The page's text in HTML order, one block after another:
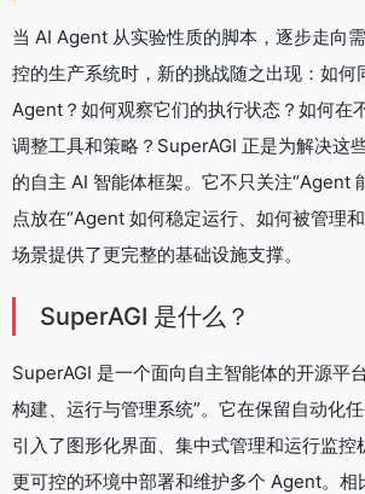
当 AI Agent 从实验性质的脚本，逐步走向
控的生产系统时，新的挑战随之出现：如何
Agent？如何观察它们的执行状态？如何在
调整工具和策略？SuperAGI 正是为解决这
的自主 AI 智能体框架。它不只关注“Agent
点放在“Agent 如何稳定运行、如何被管理
场景提供了更完整的基础设施支撑。
SuperAGI 是什么？
SuperAGI 是一个面向自主智能体的开源平
构建、运行与管理系统”。它在保留自动化
引入了图形化界面、集中式管理和运行监控
更可控的环境中部署和维护多个 Agent。相